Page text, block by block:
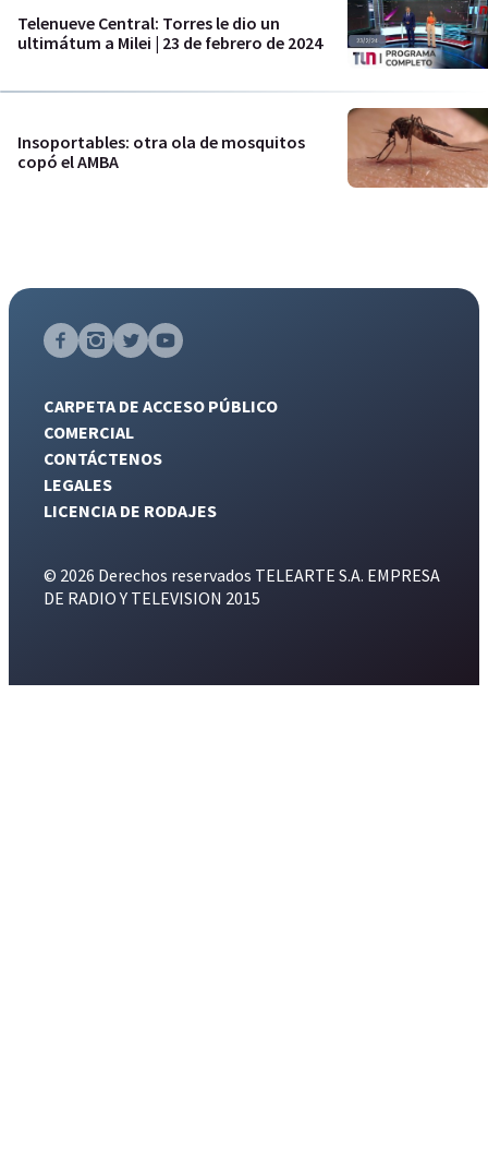
Telenueve Central: Torres le dio un
ultimátum a Milei | 23 de febrero de 2024
Insoportables: otra ola de mosquitos
copó el AMBA
CARPETA DE ACCESO PÚBLICO
COMERCIAL
CONTÁCTENOS
LEGALES
LICENCIA DE RODAJES
© 2026 Derechos reservados TELEARTE S.A. EMPRESA
DE RADIO Y TELEVISION 2015